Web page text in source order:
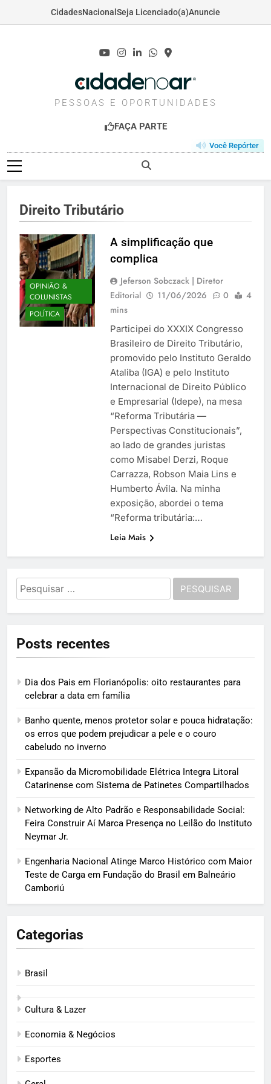
CidadesNacional Seja Licenciado(a)Anuncie
CIDADENOAR.COM
PESSOAS E OPORTUNIDADES
FAÇA PARTE
Você Repórter
Direito Tributário
OPINIÃO &
COLUNISTAS
POLÍTICA
A simplificação que
complica
Jeferson Sobczack | Diretor
Editorial
11/06/2026 0
4
mins
Participei do XXXIX Congresso
Brasileiro de Direito Tributário,
promovido pelo Instituto Geraldo
Ataliba (IGA) e pelo Instituto
Internacional de Direito Público
e Empresarial (Idepe), na mesa
“Reforma Tributária —
Perspectivas Constitucionais”,
ao lado de grandes juristas
como Misabel Derzi, Roque
Carrazza, Robson Maia Lins e
Humberto Ávila. Na minha
exposição, abordei o tema
“Reforma tributária:…
Leia Mais
Pesquisar
por:
Posts recentes
Dia dos Pais em Florianópolis: oito restaurantes para
celebrar a data em família
Banho quente, menos protetor solar e pouca hidratação:
os erros que podem prejudicar a pele e o couro
cabeludo no inverno
Expansão da Micromobilidade Elétrica Integra Litoral
Catarinense com Sistema de Patinetes Compartilhados
Networking de Alto Padrão e Responsabilidade Social:
Feira Construir Aí Marca Presença no Leilão do Instituto
Neymar Jr.
Engenharia Nacional Atinge Marco Histórico com Maior
Teste de Carga em Fundação do Brasil em Balneário
Camboriú
Categorias
Brasil
Cultura & Lazer
Economia & Negócios
Esportes